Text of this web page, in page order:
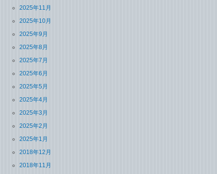
2025年11月
2025年10月
2025年9月
2025年8月
2025年7月
2025年6月
2025年5月
2025年4月
2025年3月
2025年2月
2025年1月
2018年12月
2018年11月